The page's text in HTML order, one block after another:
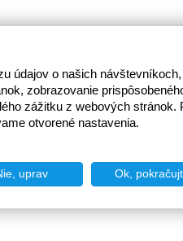
údajov o našich
zobrazovanie
zážitku z webových stránok.
otvorené nastavenia.
uprav Ok,